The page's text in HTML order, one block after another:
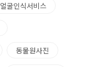
얼굴인식서비스
동물원사진